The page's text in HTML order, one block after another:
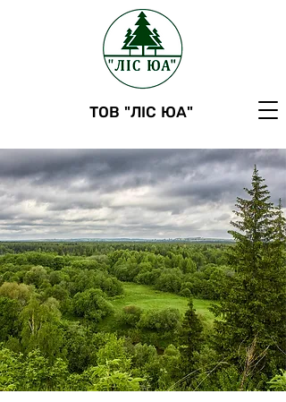
ТОВ "ЛІС ЮА"